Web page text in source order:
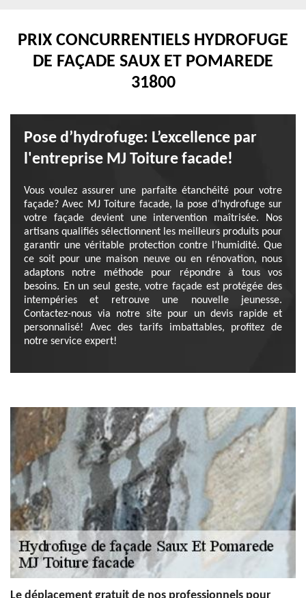
PRIX CONCURRENTIELS HYDROFUGE
DE FAÇADE SAUX ET POMAREDE
31800
Pose d’hydrofuge: L’excellence par
l'entreprise MJ Toiture facade!
Vous voulez assurer une parfaite étanchéité pour votre
façade? Avec MJ Toiture facade, la pose d’hydrofuge sur
votre façade devient une intervention maîtrisée. Nos
artisans qualifiés sélectionnent les meilleurs produits pour
garantir une véritable protection contre l’humidité. Que
ce soit pour une maison neuve ou en rénovation, nous
adaptons notre méthode pour répondre à tous vos
besoins. En un seul geste, votre façade est protégée des
intempéries et retrouve une nouvelle jeunesse.
Contactez-nous via notre site pour un devis rapide et
personnalisé! Avec des tarifs imbattables, profitez de
notre service expert!